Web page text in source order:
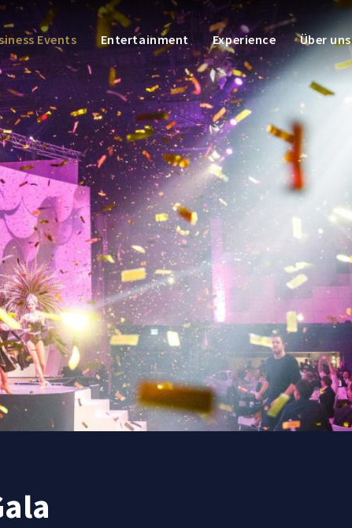
Events Entertainment Experience Über uns